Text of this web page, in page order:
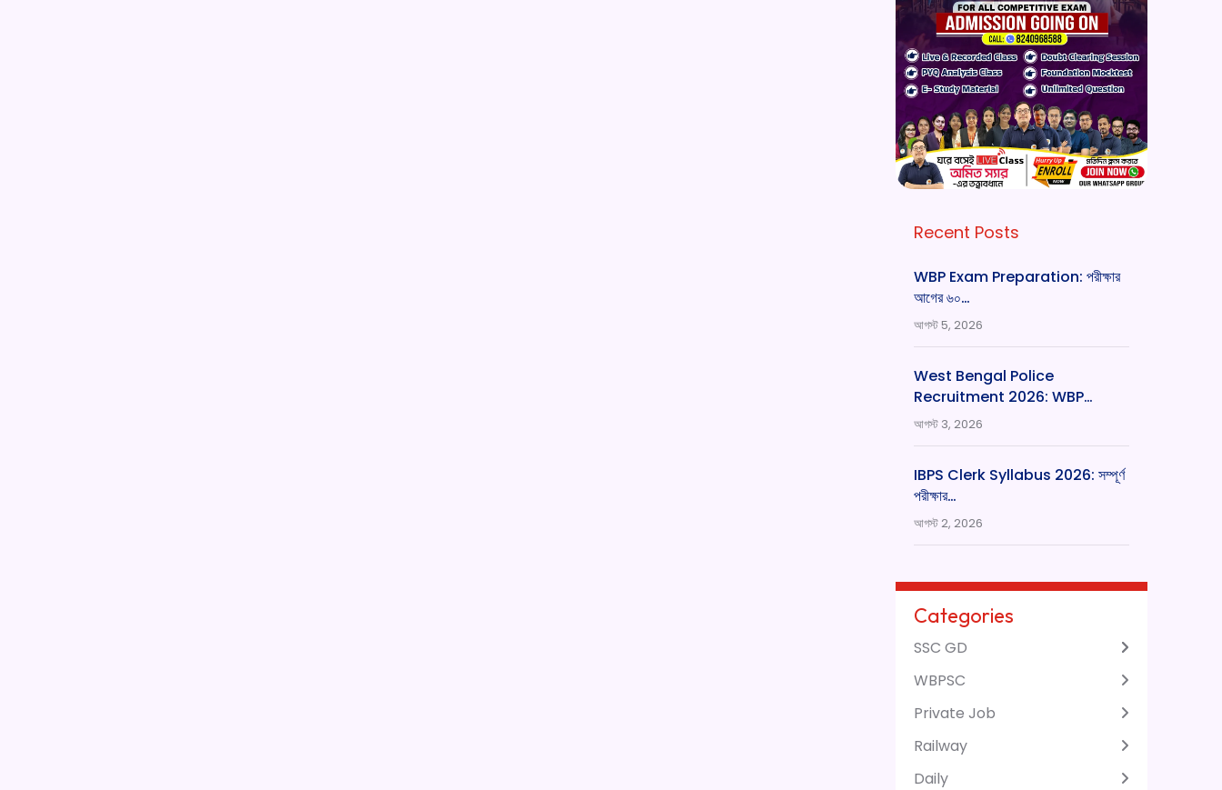
Recent Posts
WBP Exam Preparation: পরীক্ষার
আগের ৬০…
আগস্ট 5, 2026
West Bengal Police
Recruitment 2026: WBP…
আগস্ট 3, 2026
IBPS Clerk Syllabus 2026: সম্পূর্ণ
পরীক্ষার…
আগস্ট 2, 2026
Categories
SSC GD
WBPSC
Private Job
Railway
Daily